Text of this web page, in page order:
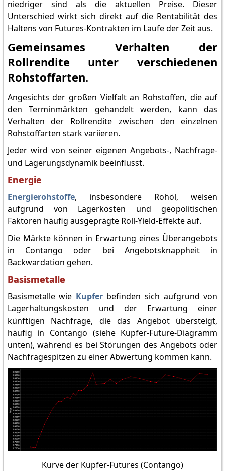
niedriger sind als die aktuellen Preise. Dieser
Unterschied wirkt sich direkt auf die Rentabilität des
Haltens von Futures-Kontrakten im Laufe der Zeit aus.
Gemeinsames Verhalten der
Rollrendite unter verschiedenen
Rohstoffarten.
Angesichts der großen Vielfalt an Rohstoffen, die auf
den Terminmärkten gehandelt werden, kann das
Verhalten der Rollrendite zwischen den einzelnen
Rohstoffarten stark variieren.
Jeder wird von seiner eigenen Angebots-, Nachfrage-
und Lagerungsdynamik beeinflusst.
Energie
Energierohstoffe, insbesondere Rohöl, weisen
aufgrund von Lagerkosten und geopolitischen
Faktoren häufig ausgeprägte Roll-Yield-Effekte auf.
Die Märkte können in Erwartung eines Überangebots
in Contango oder bei Angebotsknappheit in
Backwardation gehen.
Basismetalle
Basismetalle wie Kupferbefinden sich aufgrund von
Lagerhaltungskosten und der Erwartung einer
künftigen Nachfrage, die das Angebot übersteigt,
häufig in Contango (siehe Kupfer-Future-Diagramm
unten), während es bei Störungen des Angebots oder
Nachfragespitzen zu einer Abwertung kommen kann.
Kurve der Kupfer-Futures (Contango)